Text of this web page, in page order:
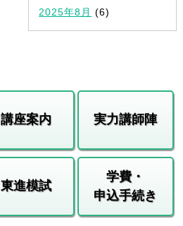
2025年8月 (6)
講座案内 実力講師陣
東進模試
学費・
申込手続き